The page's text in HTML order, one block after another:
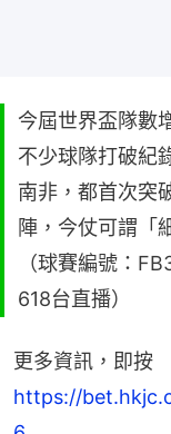
今屆世界盃隊數
不少球隊打破紀
南非，都首次突
陣，今仗可謂「
（球賽編號：
618台直播）
https://